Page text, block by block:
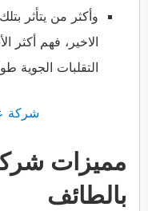
وأكثر من يتأثر
الاخير، فهم
التقلبات الجوية
شركة
مميزات
بالطائف